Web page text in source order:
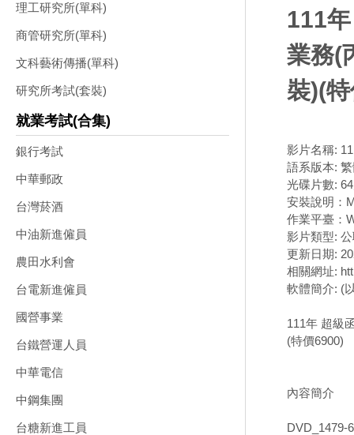
理工研究所(單科)
商管研究所(單科)
文科藝術傳播(單科)
研究所考試(套裝)
就業考試(合集)
銀行考試
中華郵政
台灣菸酒
中油新進僱員
農田水利會
台電新進僱員
國營事業
台鐵營運人員
中華電信
中鋼集團
台糖新進工員
111
業務(
裝)(
影片名稱:
語系版本:
光碟片數:
安裝說明：
作業平臺：
影片類型:
更新日期:
相關網址:
軟體簡介: (
111年 超級
(特價6900)
內容簡介
DVD_1479-